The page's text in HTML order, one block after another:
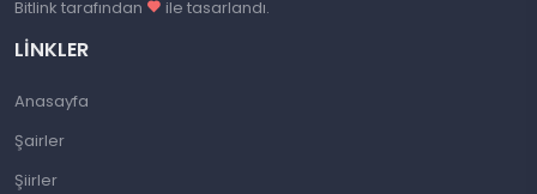
Bitlink tarafından
ile tasarlandı.
LINKLER
Anasayfa
Şairler
Şiirler